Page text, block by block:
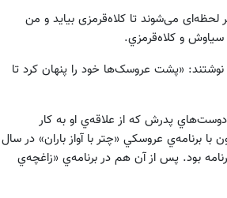
می‌شوند تا کلاه‌قرمزی بیاید و من
و كلاه‌قرمزي.
«پشت عروسک‌ها خود را پنهان کرد تا
دوست‌هاي پدرش كه از علاقه‌ي او به كار
برنامه‌ي عروسكي «چتر با آواز باران» در سال
بود. پس از آن هم در برنامه‌ي «زاغچه‌ي